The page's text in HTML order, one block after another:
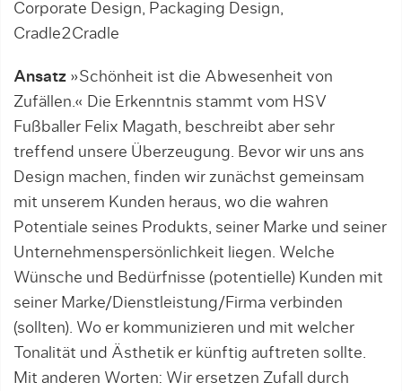
Corporate Design, Packaging Design,
Cradle2Cradle
Ansatz »Schönheit ist die Abwesenheit von
Zufällen.« Die Erkenntnis stammt vom HSV
Fußballer Felix Magath, beschreibt aber sehr
treffend unsere Überzeugung. Bevor wir uns ans
Design machen, finden wir zunächst gemeinsam
mit unserem Kunden heraus, wo die wahren
Potentiale seines Produkts, seiner Marke und seiner
Unternehmenspersönlichkeit liegen. Welche
Wünsche und Bedürfnisse (potentielle) Kunden mit
seiner Marke/Dienstleistung/Firma verbinden
(sollten). Wo er kommunizieren und mit welcher
Tonalität und Ästhetik er künftig auftreten sollte.
Mit anderen Worten: Wir ersetzen Zufall durch